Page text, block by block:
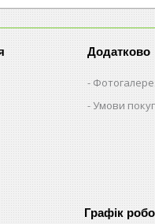
Додатково
Умови
Графік